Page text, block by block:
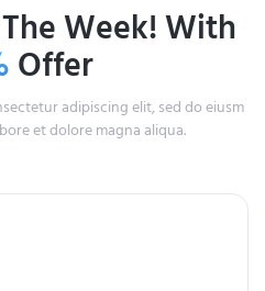
Week! With
Offer
adipiscing elit, sed do eiusm
et dolore magna aliqua.